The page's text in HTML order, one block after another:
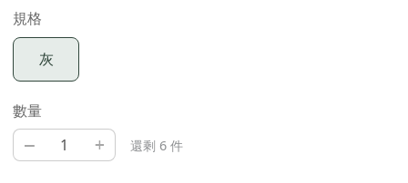
規格
灰
數量
– + 還剩 6 件